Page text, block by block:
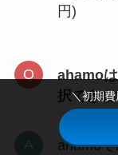
円)
ahamo
択でき
ahamo
＼初期